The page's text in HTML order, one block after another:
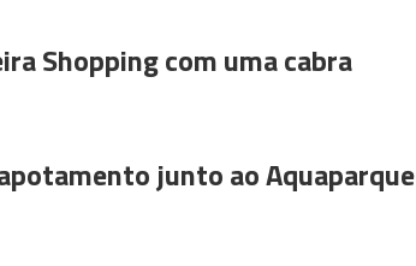
Shopping com uma cabra
junto ao Aquaparque